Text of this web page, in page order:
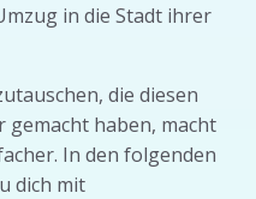
in die Stadt ihrer
die diesen
haben, macht
In den folgenden
dich mit